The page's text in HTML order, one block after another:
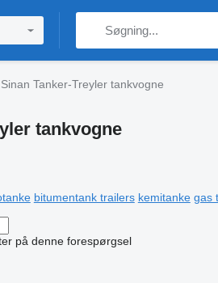
Sinan Tanker-Treyler tankvogne
tankvogne
bitumentank trailers kemitanke gas
på denne forespørgsel